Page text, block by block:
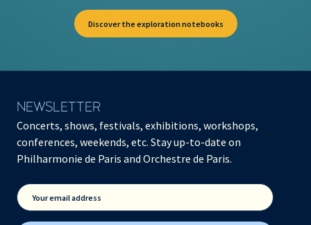
Discover the exploration notebooks
NEWSLETTER
Concerts, shows, festivals, exhibitions, workshops,
conferences, weekends, etc. Stay up-to-date on
Philharmonie de Paris and Orchestre de Paris.
Your email address